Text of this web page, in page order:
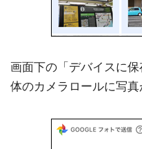
画面下の「デバイスに
体のカメラロールに写真